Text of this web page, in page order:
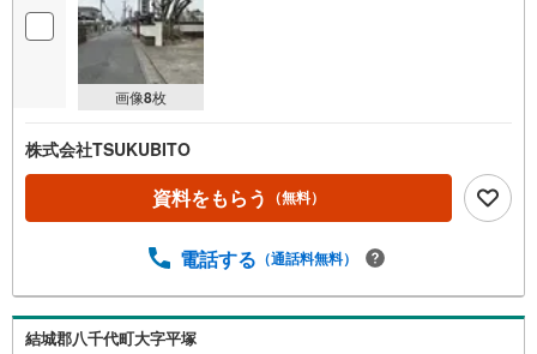
画像8枚
株式会社TSUKUBITO
資料をもらう （無料）
電話する （通話料無料）
結城郡八千代町大字平塚